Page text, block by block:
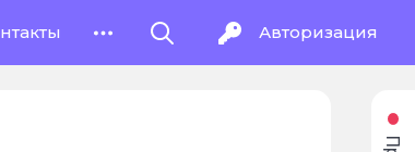
Авторизация